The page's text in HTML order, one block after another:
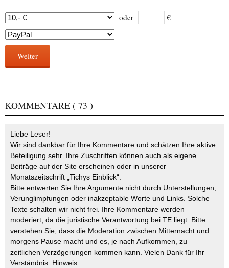
oder €
Weiter
KOMMENTARE ( 73 )
Liebe Leser!
Wir sind dankbar für Ihre Kommentare und schätzen Ihre aktive
Beteiligung sehr. Ihre Zuschriften können auch als eigene
Beiträge auf der Site erscheinen oder in unserer
Monatszeitschrift „Tichys Einblick“.
Bitte entwerten Sie Ihre Argumente nicht durch Unterstellungen,
Verunglimpfungen oder inakzeptable Worte und Links. Solche
Texte schalten wir nicht frei. Ihre Kommentare werden
moderiert, da die juristische Verantwortung bei TE liegt. Bitte
verstehen Sie, dass die Moderation zwischen Mitternacht und
morgens Pause macht und es, je nach Aufkommen, zu
zeitlichen Verzögerungen kommen kann. Vielen Dank für Ihr
Verständnis. Hinweis